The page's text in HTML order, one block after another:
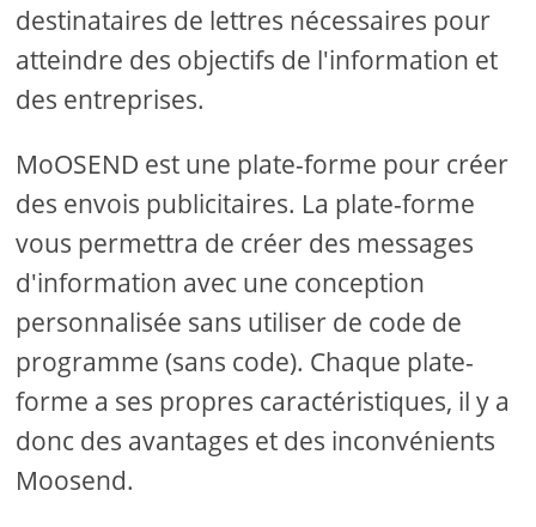
destinataires de lettres nécessaires pour
atteindre des objectifs de l'information et
des entreprises.
MoOSEND est une plate-forme pour créer
des envois publicitaires. La plate-forme
vous permettra de créer des messages
d'information avec une conception
personnalisée sans utiliser de code de
programme (sans code). Chaque plate-
forme a ses propres caractéristiques, il y a
donc des avantages et des inconvénients
Moosend.